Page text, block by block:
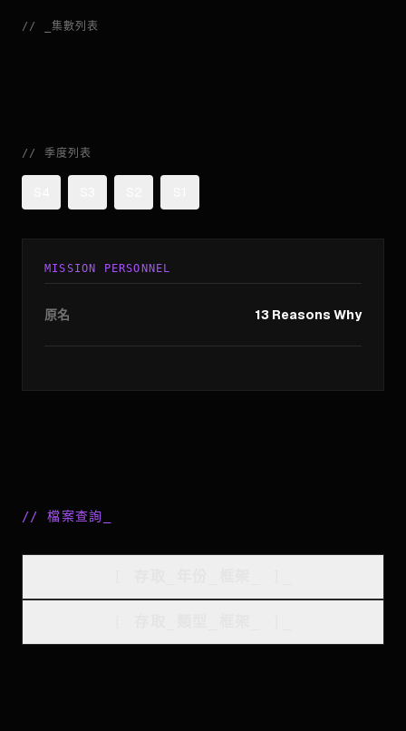
// 集數列表
// 季度列表
MISSION PERSONNEL
原名 13 Reasons Why
//檔案查詢